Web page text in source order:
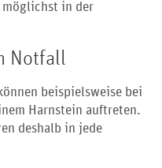
möglichst in der
Notfall
beispielsweise bei
Harnstein auftreten.
deshalb in jede